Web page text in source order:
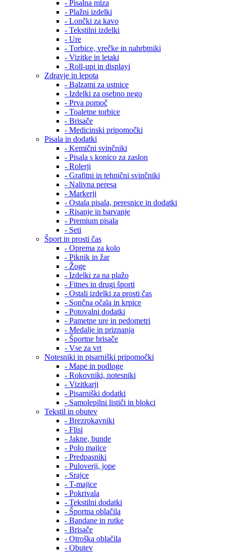
- Pisalna miza
- Plažni izdelki
- Lončki za kavo
- Tekstilni izdelki
- Ure
- Torbice, vrečke in nahrbtniki
- Vizitke in letaki
- Roll-upi in displayi
Zdravje in lepota
- Balzami za ustnice
- Izdelki za osebno nego
- Prva pomoč
- Toaletne torbice
- Brisače
- Medicinski pripomočki
Pisala in dodatki
- Kemični svinčniki
- Pisala s konico za zaslon
- Rolerji
- Grafitni in tehnični svinčniki
- Nalivna peresa
- Markerji
- Ostala pisala, peresnice in dodatki
- Risanje in barvanje
- Premium pisala
- Seti
Šport in prosti čas
- Oprema za kolo
- Piknik in žar
- Žoge
- Izdelki za na plažo
- Fitnes in drugi športi
- Ostali izdelki za prosti čas
- Sončna očala in krpice
- Potovalni dodatki
- Pametne ure in pedometri
- Medalje in priznanja
- Športne brisače
- Vse za vrt
Notesniki in pisarniški pripomočki
- Mape in podloge
- Rokovniki, notesniki
- Vizitkarji
- Pisarniški dodatki
- Samolepilni lističi in blokci
Tekstil in obutev
- Brezrokavniki
- Flisi
- Jakne, bunde
- Polo majice
- Predpasniki
- Puloverji, jope
- Srajce
- T-majice
- Pokrivala
- Tekstilni dodatki
- Športna oblačila
- Bandane in rutke
- Brisače
- Otroška oblačila
- Obutev